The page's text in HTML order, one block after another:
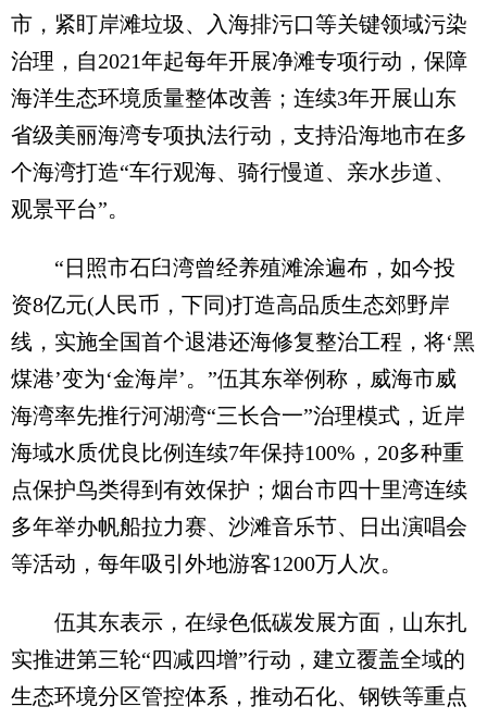
市，紧盯岸滩垃圾、入海排污口等关键领域污染
治理，自2021年起每年开展净滩专项行动，保障
海洋生态环境质量整体改善；连续3年开展山东
省级美丽海湾专项执法行动，支持沿海地市在多
个海湾打造“车行观海、骑行慢道、亲水步道、
观景平台”。
“日照市石臼湾曾经养殖滩涂遍布，如今投
资8亿元(人民币，下同)打造高品质生态郊野岸
线，实施全国首个退港还海修复整治工程，将‘黑
煤港’变为‘金海岸’。”伍其东举例称，威海市威
海湾率先推行河湖湾“三长合一”治理模式，近岸
海域水质优良比例连续7年保持100%，20多种重
点保护鸟类得到有效保护；烟台市四十里湾连续
多年举办帆船拉力赛、沙滩音乐节、日出演唱会
等活动，每年吸引外地游客1200万人次。
伍其东表示，在绿色低碳发展方面，山东扎
实推进第三轮“四减四增”行动，建立覆盖全域的
生态环境分区管控体系，推动石化、钢铁等重点